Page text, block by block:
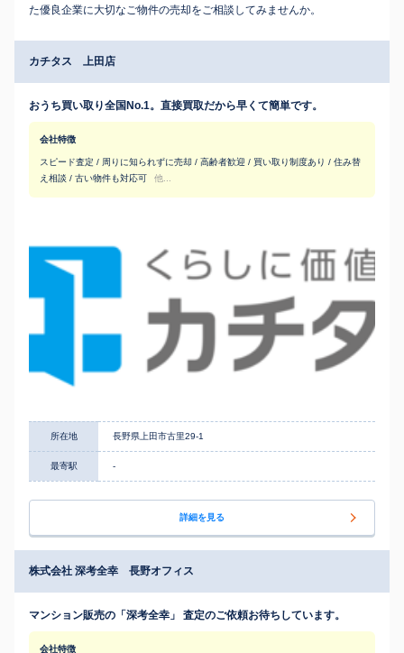
た優良企業に大切なご物件の売却をご相談してみませんか。
カチタス 上田店
おうち買い取り全国No.1。直接買取だから早くて簡単です。
会社特徴
スピード査定 / 周りに知られずに売却 / 高齢者歓迎 / 買い取り制度あり / 住み替
え相談 / 古い物件も対応可
他...
所在地 長野県上田市古里29-1
最寄駅 -
詳細を見る
株式会社 深考全幸 長野オフィス
マンション販売の「深考全幸」 査定のご依頼お待ちしています。
会社特徴